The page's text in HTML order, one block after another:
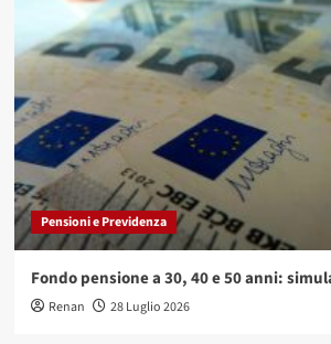
Pensioni e Previdenza
Fondo pensione a 30, 40 e 50 anni:
Renan 28 Luglio 2026